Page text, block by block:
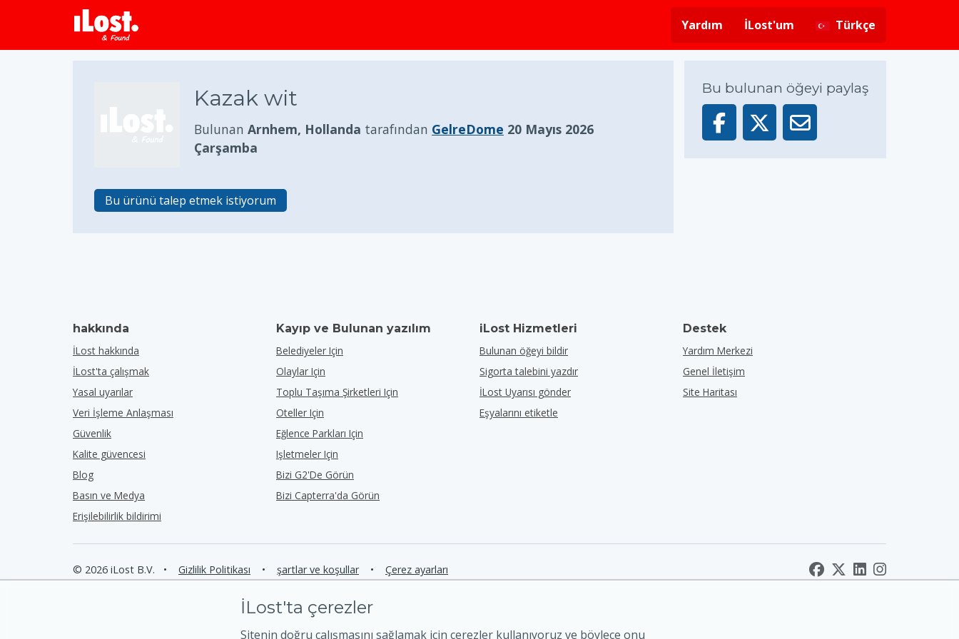
Yardım İLost'um Türkçe
Kazak wit
Bulunan Arnhem, Hollanda tarafından GelreDome 20 Mayıs 2026
Çarşamba
Bu ürünü talep etmek istiyorum
Bu bulunan öğeyi paylaş
hakkında
İLost hakkında
İLost'ta çalışmak
Yasal uyarılar
Veri İşleme Anlaşması
Güvenlik
Kalite güvencesi
Blog
Basın ve Medya
Erişilebilirlik bildirimi
Kayıp ve Bulunan yazılım
Belediyeler Için
Olaylar Için
Toplu Taşıma Şirketleri Için
Oteller Için
Eğlence Parkları Için
Işletmeler Için
Bizi G2'de Görün
Bizi Capterra'da Görün
iLost Hizmetleri
Bulunan öğeyi bildir
Sigorta talebini yazdır
İLost Uyarısı gönder
Eşyalarını etiketle
Destek
Yardım Merkezi
Genel İletişim
Site Haritası
© 2026 iLost B.V. • Gizlilik Politikası • şartlar ve koşullar • Çerez ayarları
İLost'ta çerezler
Sitenin doğru çalışmasını sağlamak için çerezler kullanıyoruz ve böylece onu